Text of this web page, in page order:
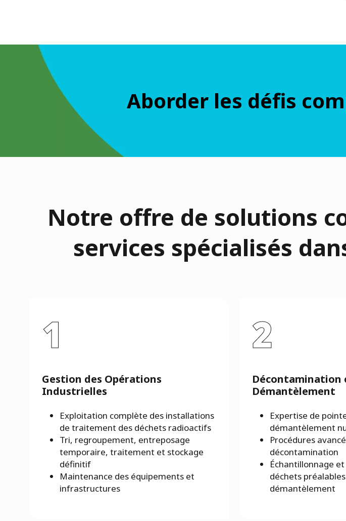
Aborder les défis
Notre offre de solutions
services spécialisés
1
Gestion des Opérations
Industrielles
Exploitation complète des installations
de traitement des déchets radioactifs
Tri, regroupement, entreposage
temporaire, traitement et stockage
définitif
Maintenance des équipements et
infrastructures
2
Décontamination
Démantèlement
Expertise de
démantèlement
Procédures
décontamination
Échantillonnage
déchets
démantèlement